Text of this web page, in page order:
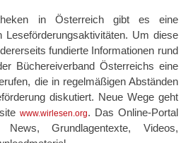
in Österreich gibt es eine
Leseförderungsaktivitäten. Um diese
fundierte Informationen rund
Büchereiverband Österreichs eine
die in regelmäßigen Abständen
diskutiert. Neue Wege geht
www.wirlesen.org. Das Online-Portal
Grundlagentexte, Videos,